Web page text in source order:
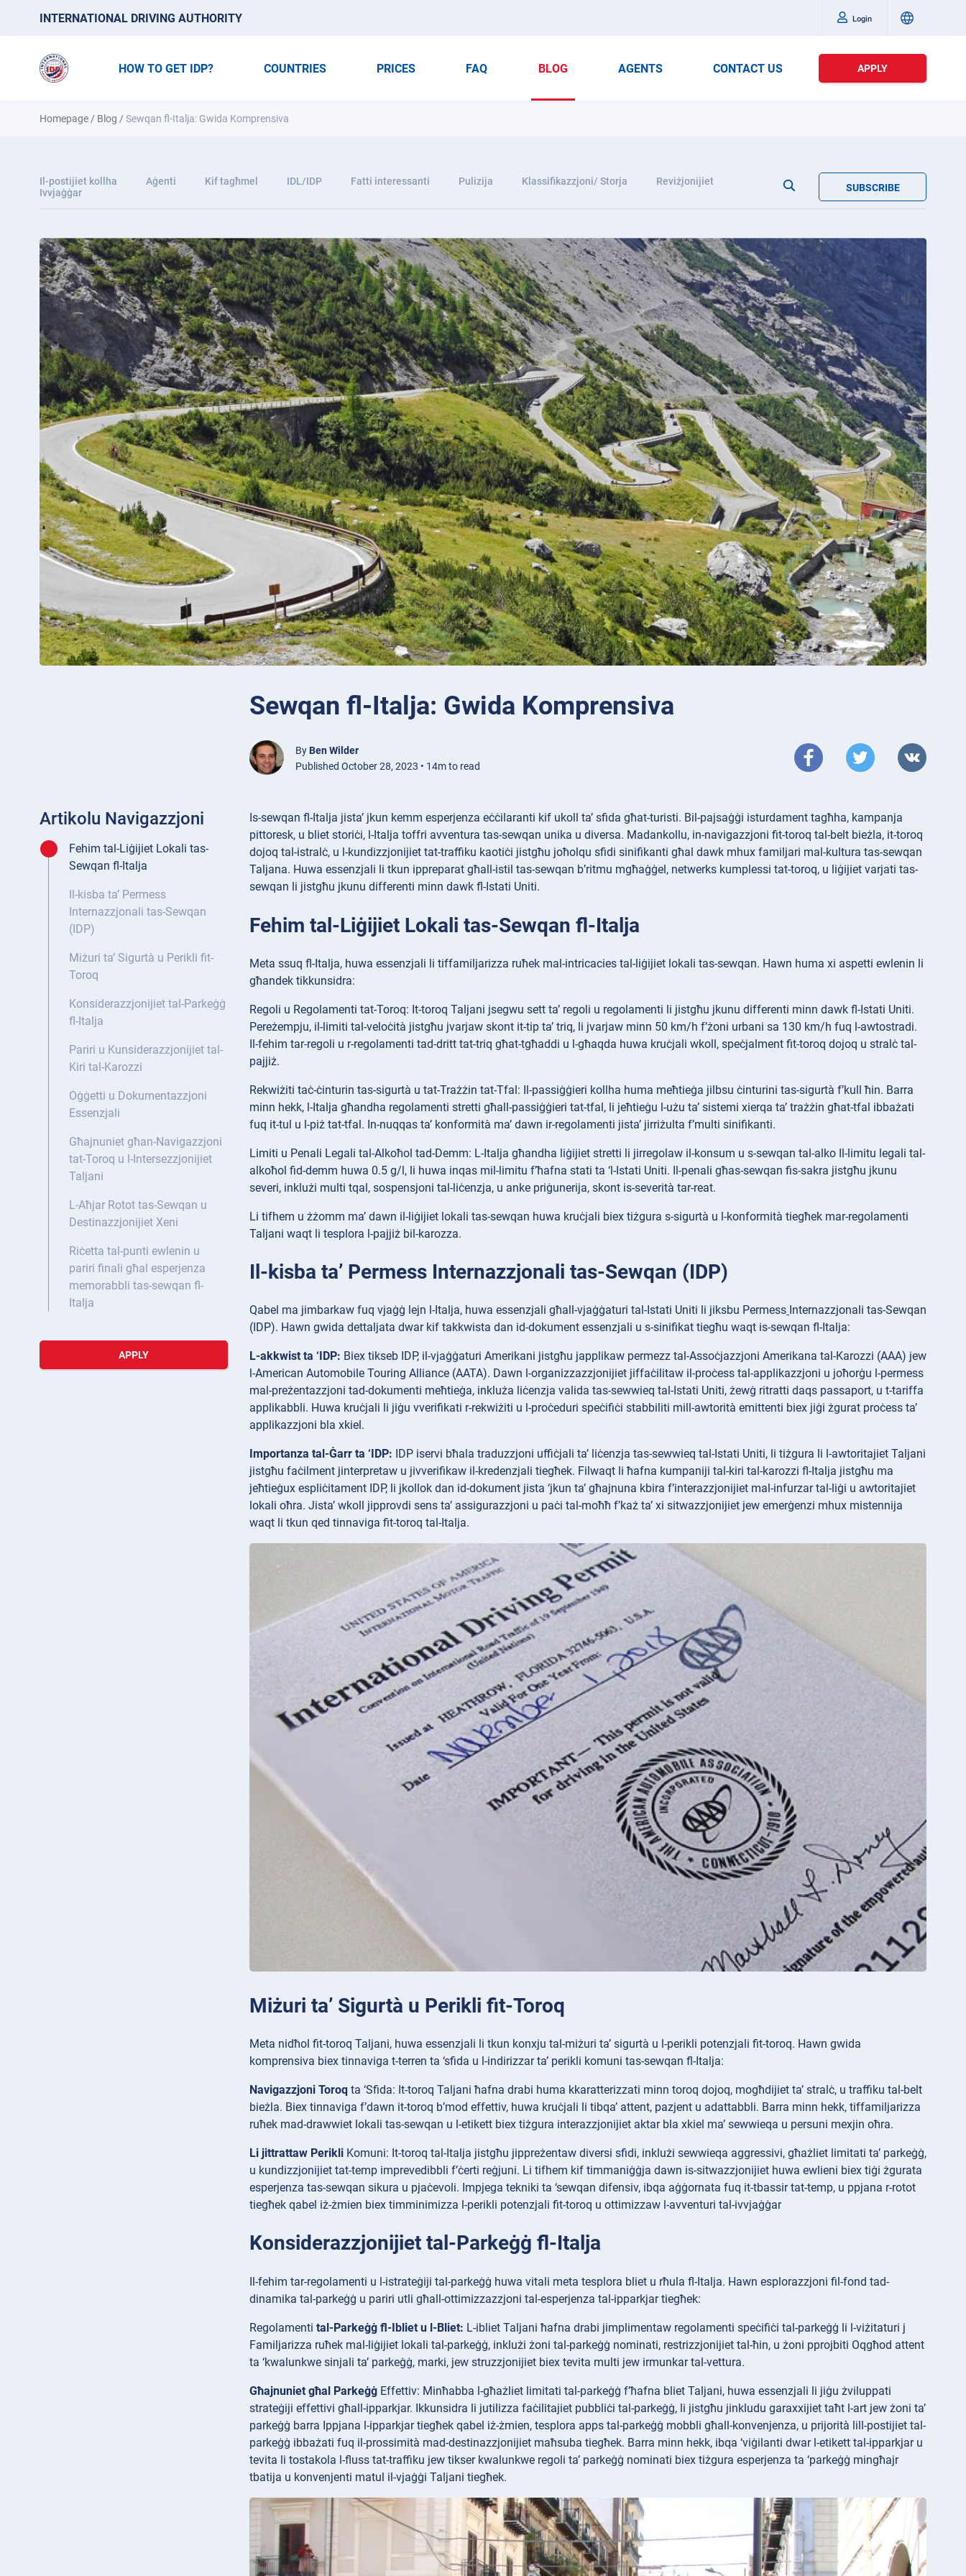
INTERNATIONAL DRIVING AUTHORITY Login
HOW TO GET IDP? COUNTRIES PRICES FAQ BLOG AGENTS CONTACT US APPLY
Homepage / Blog /Sewqan fl-Italja: Gwida Komprensiva
Il-postijiet kollha Aġenti Kif tagħmel IDL/IDP Fatti interessanti Pulizija Klassifikazzjoni/ Storja
Reviżjonijiet
Ivvjaġġar
SUBSCRIBE
Sewqan fl-Italja: Gwida Komprensiva
By Ben Wilder
Published October 28, 2023 • 14m to read
Artikolu Navigazzjoni
Fehim tal-Liġijiet Lokali tas-
Sewqan fl-Italja
Il-kisba ta’ Permess
Internazzjonali tas-Sewqan
(IDP)
Miżuri ta’ Sigurtà u Perikli fit-
Toroq
Konsiderazzjonijiet tal-Parkeġġ
fl-Italja
Pariri u Kunsiderazzjonijiet tal-
Kiri tal-Karozzi
Oġġetti u Dokumentazzjoni
Essenzjali
Għajnuniet għan-Navigazzjoni
tat-Toroq u l-Intersezzjonijiet
Taljani
L-Aħjar Rotot tas-Sewqan u
Destinazzjonijiet Xeni
Riċetta tal-punti ewlenin u
pariri finali għal esperjenza
memorabbli tas-sewqan fl-
Italja
APPLY
Is-sewqan fl-Italja jista’ jkun kemm esperjenza eċċilaranti kif ukoll ta’ sfida għat-turisti. Bil-pajsaġġi isturdament tagħha, kampanja
pittoresk, u bliet storiċi, l-Italja toffri avventura tas-sewqan unika u diversa. Madankollu, in-navigazzjoni fit-toroq tal-belt bieżla, it-toroq
dojoq tal-istralċ, u l-kundizzjonijiet tat-traffiku kaotiċi jistgħu joħolqu sfidi sinifikanti għal dawk mhux familjari mal-kultura tas-sewqan
Taljana. Huwa essenzjali li tkun ippreparat għall-istil tas-sewqan b’ritmu mgħaġġel, netwerks kumplessi tat-toroq, u liġijiet varjati tas-
sewqan li jistgħu jkunu differenti minn dawk fl-Istati Uniti.
Fehim tal-Liġijiet Lokali tas-Sewqan fl-Italja
Meta ssuq fl-Italja, huwa essenzjali li tiffamiljarizza ruħek mal-intricacies tal-liġijiet lokali tas-sewqan. Hawn huma xi aspetti ewlenin li
għandek tikkunsidra:
Regoli u Regolamenti tat-Toroq: It-toroq Taljani jsegwu sett ta’ regoli u regolamenti li jistgħu jkunu differenti minn dawk fl-Istati Uniti.
Pereżempju, il-limiti tal-veloċità jistgħu jvarjaw skont it-tip ta’ triq, li jvarjaw minn 50 km/h f’żoni urbani sa 130 km/h fuq l-awtostradi.
Il-fehim tar-regoli u r-regolamenti tad-dritt tat-triq għat-tgħaddi u l-għaqda huwa kruċjali wkoll, speċjalment fit-toroq dojoq u stralċ tal-
pajjiż.
Rekwiżiti taċ-ċinturin tas-sigurtà u tat-Trażżin tat-Tfal: Il-passiġġieri kollha huma meħtieġa jilbsu ċinturini tas-sigurtà f’kull ħin. Barra
minn hekk, l-Italja għandha regolamenti stretti għall-passiġġieri tat-tfal, li jeħtieġu l-użu ta’ sistemi xierqa ta’ trażżin għat-tfal ibbażati
fuq it-tul u l-piż tat-tfal. In-nuqqas ta’ konformità ma’ dawn ir-regolamenti jista’ jirriżulta f’multi sinifikanti.
Limiti u Penali Legali tal-Alkoħol tad-Demm: L-Italja għandha liġijiet stretti li jirregolaw il-konsum u s-sewqan tal-alko Il-limitu legali tal-
alkoħol fid-demm huwa 0.5 g/l, li huwa inqas mil-limitu f’ħafna stati ta ‘l-Istati Uniti. Il-penali għas-sewqan fis-sakra jistgħu jkunu
severi, inklużi multi tqal, sospensjoni tal-liċenzja, u anke priġunerija, skont is-severità tar-reat.
Li tifhem u żżomm ma’ dawn il-liġijiet lokali tas-sewqan huwa kruċjali biex tiżgura s-sigurtà u l-konformità tiegħek mar-regolamenti
Taljani waqt li tesplora l-pajjiż bil-karozza.
Il-kisba ta’ Permess Internazzjonali tas-Sewqan (IDP)
Qabel ma jimbarkaw fuq vjaġġ lejn l-Italja, huwa essenzjali għall-vjaġġaturi tal-Istati Uniti li jiksbu Permess Internazzjonali tas-Sewqan
(IDP). Hawn gwida dettaljata dwar kif takkwista dan id-dokument essenzjali u s-sinifikat tiegħu waqt is-sewqan fl-Italja:
L-akkwist ta ‘IDP: Biex tikseb IDP, il-vjaġġaturi Amerikani jistgħu japplikaw permezz tal-Assoċjazzjoni Amerikana tal-Karozzi (AAA) jew
l-American Automobile Touring Alliance (AATA). Dawn l-organizzazzjonijiet jiffaċilitaw il-proċess tal-applikazzjoni u joħorġu l-permess
mal-preżentazzjoni tad-dokumenti meħtieġa, inkluża liċenzja valida tas-sewwieq tal-Istati Uniti, żewġ ritratti daqs passaport, u t-tariffa
applikabbli. Huwa kruċjali li jiġu vverifikati r-rekwiżiti u l-proċeduri speċifiċi stabbiliti mill-awtorità emittenti biex jiġi żgurat proċess ta’
applikazzjoni bla xkiel.
Importanza tal-Ġarr ta ‘IDP: IDP iservi bħala traduzzjoni uffiċjali ta’ liċenzja tas-sewwieq tal-Istati Uniti, li tiżgura li l-awtoritajiet Taljani
jistgħu faċilment jinterpretaw u jivverifikaw il-kredenzjali tiegħek. Filwaqt li ħafna kumpaniji tal-kiri tal-karozzi fl-Italja jistgħu ma
jeħtieġux espliċitament IDP, li jkollok dan id-dokument jista ‘jkun ta’ għajnuna kbira f’interazzjonijiet mal-infurzar tal-liġi u awtoritajiet
lokali oħra. Jista’ wkoll jipprovdi sens ta’ assigurazzjoni u paċi tal-moħħ f’każ ta’ xi sitwazzjonijiet jew emerġenzi mhux mistennija
waqt li tkun qed tinnaviga fit-toroq tal-Italja.
Miżuri ta’ Sigurtà u Perikli fit-Toroq
Meta nidħol fit-toroq Taljani, huwa essenzjali li tkun konxju tal-miżuri ta’ sigurtà u l-perikli potenzjali fit-toroq. Hawn gwida
komprensiva biex tinnaviga t-terren ta ‘sfida u l-indirizzar ta’ perikli komuni tas-sewqan fl-Italja:
Navigazzjoni Toroq ta ‘Sfida: It-toroq Taljani ħafna drabi huma kkaratterizzati minn toroq dojoq, mogħdijiet ta’ stralċ, u traffiku tal-belt
bieżla. Biex tinnaviga f’dawn it-toroq b’mod effettiv, huwa kruċjali li tibqa’ attent, pazjent u adattabbli. Barra minn hekk, tiffamiljarizza
ruħek mad-drawwiet lokali tas-sewqan u l-etikett biex tiżgura interazzjonijiet aktar bla xkiel ma’ sewwieqa u persuni mexjin oħra.
Li jittrattaw Perikli Komuni: It-toroq tal-Italja jistgħu jippreżentaw diversi sfidi, inklużi sewwieqa aggressivi, għażliet limitati ta’ parkeġġ,
u kundizzjonijiet tat-temp imprevedibbli f’ċerti reġjuni. Li tifhem kif timmaniġġja dawn is-sitwazzjonijiet huwa ewlieni biex tiġi żgurata
esperjenza tas-sewqan sikura u pjaċevoli. Impjega tekniki ta ‘sewqan difensiv, ibqa aġġornata fuq it-tbassir tat-temp, u ppjana r-rotot
tiegħek qabel iż-żmien biex timminimizza l-perikli potenzjali fit-toroq u ottimizzaw l-avventuri tal-ivvjaġġar
Konsiderazzjonijiet tal-Parkeġġ fl-Italja
Il-fehim tar-regolamenti u l-istrateġiji tal-parkeġġ huwa vitali meta tesplora bliet u rħula fl-Italja. Hawn esplorazzjoni fil-fond tad-
dinamika tal-parkeġġ u pariri utli għall-ottimizzazzjoni tal-esperjenza tal-ipparkjar tiegħek:
Regolamenti tal-Parkeġġ fl-Ibliet u l-Bliet: L-ibliet Taljani ħafna drabi jimplimentaw regolamenti speċifiċi tal-parkeġġ li l-viżitaturi j
Familjarizza ruħek mal-liġijiet lokali tal-parkeġġ, inklużi żoni tal-parkeġġ nominati, restrizzjonijiet tal-ħin, u żoni pprojbiti Oqgħod attent
ta ‘kwalunkwe sinjali ta’ parkeġġ, marki, jew struzzjonijiet biex tevita multi jew irmunkar tal-vettura.
Għajnuniet għal Parkeġġ Effettiv: Minħabba l-għażliet limitati tal-parkeġġ f’ħafna bliet Taljani, huwa essenzjali li jiġu żviluppati
strateġiji effettivi għall-ipparkjar. Ikkunsidra li jutilizza faċilitajiet pubbliċi tal-parkeġġ, li jistgħu jinkludu garaxxijiet taħt l-art jew żoni ta’
parkeġġ barra Ippjana l-ipparkjar tiegħek qabel iż-żmien, tesplora apps tal-parkeġġ mobbli għall-konvenjenza, u prijorità lill-postijiet tal-
parkeġġ ibbażati fuq il-prossimità mad-destinazzjonijiet maħsuba tiegħek. Barra minn hekk, ibqa ‘viġilanti dwar l-etikett tal-ipparkjar u
tevita li tostakola l-fluss tat-traffiku jew tikser kwalunkwe regoli ta’ parkeġġ nominati biex tiżgura esperjenza ta ‘parkeġġ mingħajr
tbatija u konvenjenti matul il-vjaġġi Taljani tiegħek.